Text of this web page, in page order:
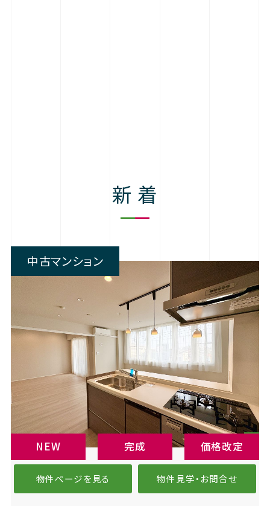
新 着
中古マンション
NEW 完成 価格改定
物件ページを見る 物件見学・お問合せ